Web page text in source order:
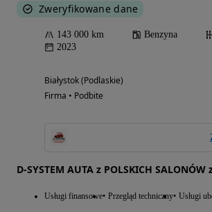
Zweryfikowane dane
143 000 km Benzyna
2023
Białystok (Podlaskie)
Firma • Podbite
D-SYSTEM AUTA z POLSKICH SALONÓW
Usługi finansowe Przegląd techniczny Usługi